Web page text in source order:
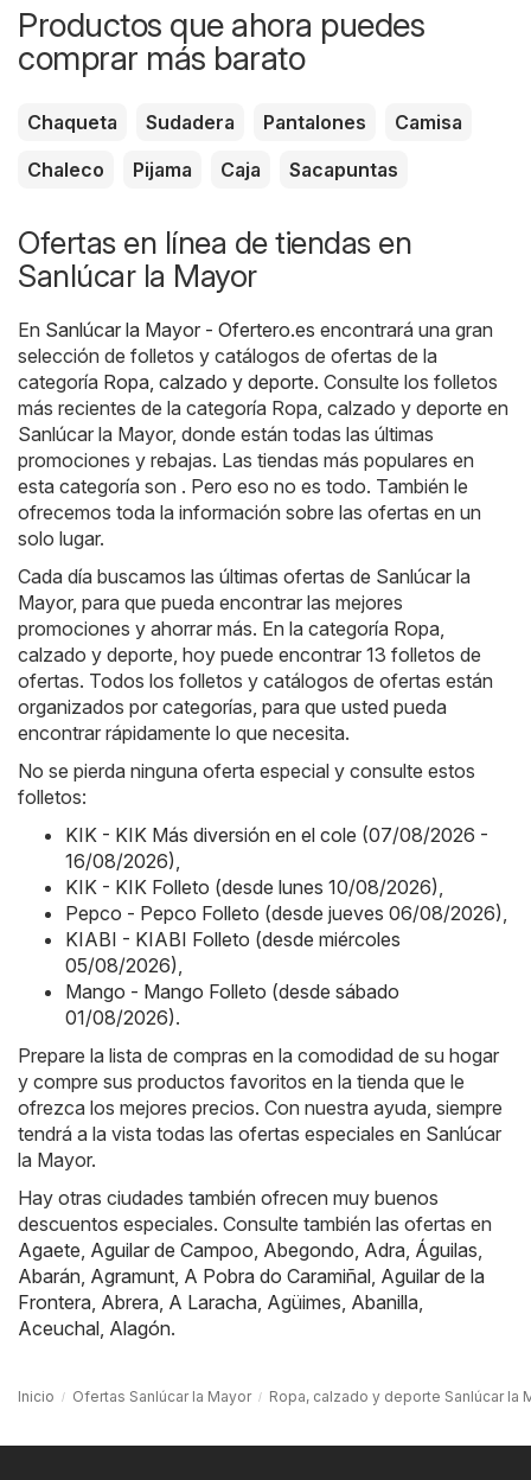
Productos que ahora puedes
comprar más barato
Chaqueta Sudadera Pantalones
Camisa
Chaleco
Pijama Caja Sacapuntas
Ofertas en línea de tiendas en
Sanlúcar la Mayor
En Sanlúcar la Mayor - Ofertero.es encontrará una gran
selección de folletos y catálogos de ofertas de la
categoría Ropa, calzado y deporte. Consulte los folletos
más recientes de la categoría Ropa, calzado y deporte en
Sanlúcar la Mayor, donde están todas las últimas
promociones y rebajas. Las tiendas más populares en
esta categoría son . Pero eso no es todo. También le
ofrecemos toda la información sobre las ofertas en un
solo lugar.
Cada día buscamos las últimas ofertas de Sanlúcar la
Mayor, para que pueda encontrar las mejores
promociones y ahorrar más. En la categoría Ropa,
calzado y deporte, hoy puede encontrar 13 folletos de
ofertas. Todos los folletos y catálogos de ofertas están
organizados por categorías, para que usted pueda
encontrar rápidamente lo que necesita.
No se pierda ninguna oferta especial y consulte estos
folletos:
KIK - KIK Más diversión en el cole (07/08/2026 -
16/08/2026)
KIK - KIK Folleto (desde lunes 10/08/2026)
Pepco - Pepco Folleto (desde jueves 06/08/2026)
KIABI - KIABI Folleto (desde miércoles
05/08/2026)
Mango - Mango Folleto (desde sábado
01/08/2026).
Prepare la lista de compras en la comodidad de su hogar
y compre sus productos favoritos en la tienda que le
ofrezca los mejores precios. Con nuestra ayuda, siempre
tendrá a la vista todas las ofertas especiales en Sanlúcar
la Mayor.
Hay otras ciudades también ofrecen muy buenos
descuentos especiales. Consulte también las ofertas en
Agaete Aguilar de Campoo Abegondo Adra Águilas
Abarán Agramunt A Pobra do Caramiñal Aguilar de la
Frontera Abrera A Laracha Agüimes Abanilla
Aceuchal Alagón.
Inicio Ofertas Sanlúcar la Mayor Ropa, calzado y deporte Sanlúcar la